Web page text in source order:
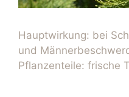
Hauptwirkung: bei
und
Pflanzenteile: frische